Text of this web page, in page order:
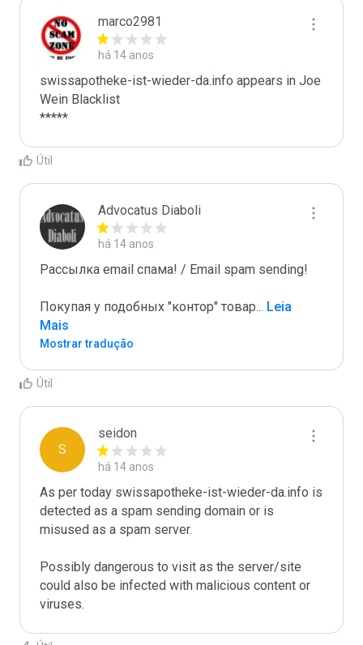
marco2981
há 14 anos
swissapotheke-ist-wieder-da.info appears in Joe
Wein Blacklist
*****
Útil
Advocatus Diaboli
há 14 anos
Рассылка email спама! / Email spam sending!
Покупая у подобных "контор" товар... Leia
Mais
Mostrar tradução
Útil
S
seidon
há 14 anos
As per today swissapotheke-ist-wieder-da.info is
detected as a spam sending domain or is
misused as a spam server.
Possibly dangerous to visit as the server/site
could also be infected with malicious content or